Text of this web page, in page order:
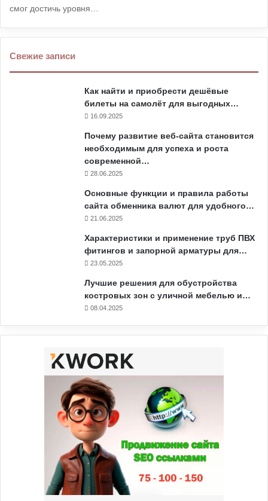
смог достичь уровня…
Свежие записи
Как найти и приобрести дешёвые
билеты на самолёт для выгодных…
16.09.2025
Почему развитие веб-сайта становится
необходимым для успеха и роста
современной…
28.06.2025
Основные функции и правила работы
сайта обменника валют для удобного…
21.06.2025
Характеристики и применение труб ПВХ
фитингов и запорной арматуры для…
23.05.2025
Лучшие решения для обустройства
костровых зон с уличной мебелью и…
08.04.2025